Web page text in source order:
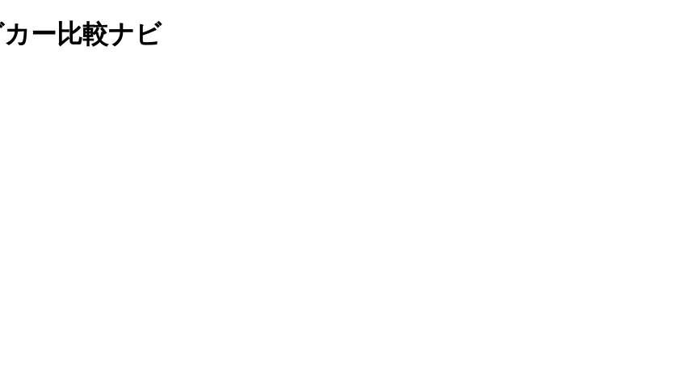
ー比較ナビ